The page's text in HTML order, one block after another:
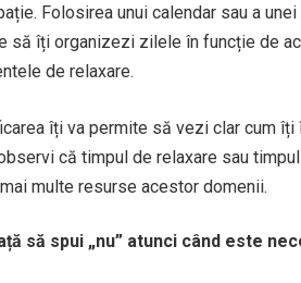
Folosirea unui calendar sau a
să îți organizezi zilele în funcție de
de relaxare.
îți va permite să vezi clar cum
că timpul de relaxare sau
multe resurse acestor domenii.
să spui „nu” atunci când este